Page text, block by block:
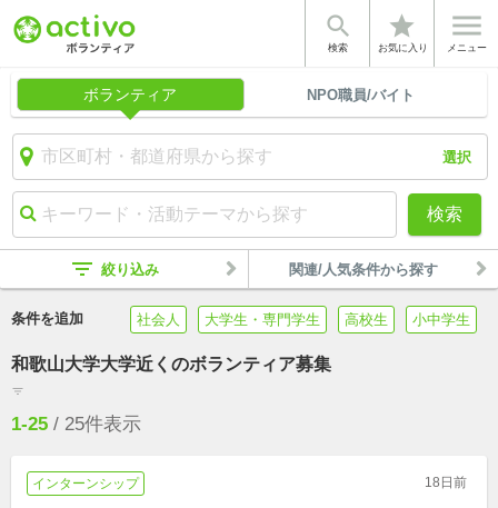

検索
star
お気に入り

メニュー
ボランティア NPO職員/バイト
選択
検索
filter_list 絞り込み 関連/人気条件から探す
条件を追加 社会人 大学生・専門学生 高校生 小中学生
和歌山大学大学近くのボランティア募集
filter_list
1-25 / 25件表示
インターンシップ 18日前